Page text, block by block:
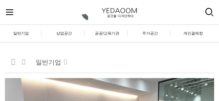
일반기업 상업공간 공공/교육기관 주거공간 개인결제창
일반기업